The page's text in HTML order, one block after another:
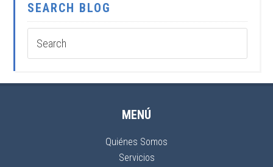
SEARCH BLOG
MENÚ
Quiénes Somos
Servicios